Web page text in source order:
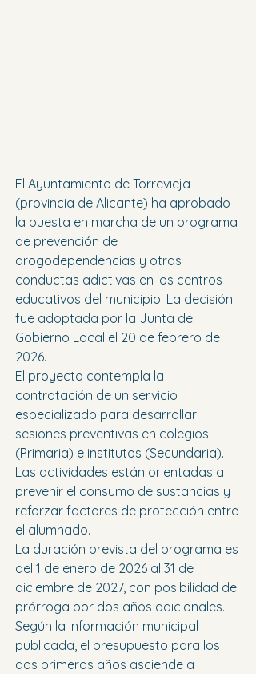
El Ayuntamiento de Torrevieja
(provincia de Alicante) ha aprobado
la puesta en marcha de un programa
de prevención de
drogodependencias y otras
conductas adictivas en los centros
educativos del municipio. La decisión
fue adoptada por la Junta de
Gobierno Local el 20 de febrero de
2026.
El proyecto contempla la
contratación de un servicio
especializado para desarrollar
sesiones preventivas en colegios
(Primaria) e institutos (Secundaria).
Las actividades están orientadas a
prevenir el consumo de sustancias y
reforzar factores de protección entre
el alumnado.
La duración prevista del programa es
del 1 de enero de 2026 al 31 de
diciembre de 2027, con posibilidad de
prórroga por dos años adicionales.
Según la información municipal
publicada, el presupuesto para los
dos primeros años asciende a